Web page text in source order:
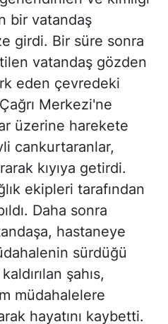
bir vatandaş
girdi. Bir süre sonra
vatandaş gözden
eden çevredeki
Merkezi'ne
üzerine harekete
cankurtaranlar,
kıyıya getirdi.
ekipleri tarafından
Daha sonra
hastaneye
sürdüğü
şahıs,
müdahalelere
hayatını kaybetti.